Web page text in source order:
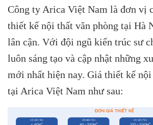
Công ty Arica Việt Nam là đơn vị
thiết kế nội thất văn phòng tại Hà
lân cận. Với đội ngũ kiến trúc sư
luôn sáng tạo và cập nhật những
mới nhất hiện nay. Giá thiết kế
tại Arica Việt Nam như sau: